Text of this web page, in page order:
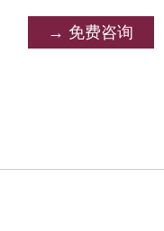
→ 免费咨询